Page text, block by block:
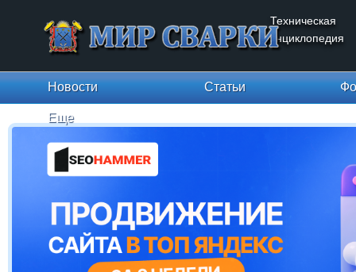
Техническая
энциклопедия
Новости Статьи
Еще